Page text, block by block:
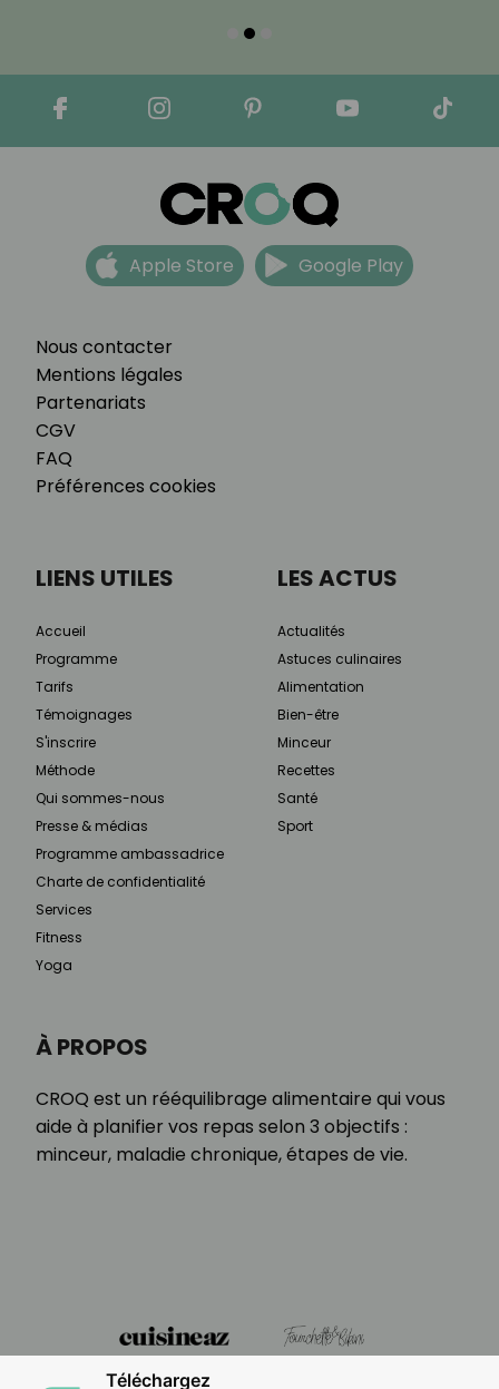
Nous contacter
Mentions légales
Partenariats
CGV
FAQ
Préférences cookies
Apple Store Google Play
À PROPOS
CROQ est un rééquilibrage alimentaire qui vous
aide à planifier vos repas selon 3 objectifs :
minceur, maladie chronique, étapes de vie.
LIENS UTILES
Accueil
Programme
Tarifs
Témoignages
S'inscrire
Méthode
Qui sommes-nous
Presse & médias
Programme ambassadrice
Charte de confidentialité
Services
Fitness
Yoga
LES ACTUS
Actualités
Astuces culinaires
Alimentation
Bien-être
Minceur
Recettes
Santé
Sport
Téléchargez